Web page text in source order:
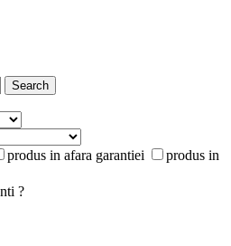
produs in afara garantiei
produs in
?